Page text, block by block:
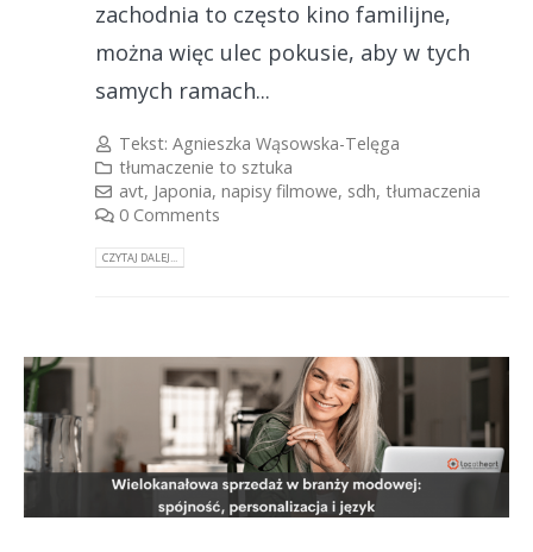
zachodnia to często kino familijne,
można więc ulec pokusie, aby w tych
samych ramach...
Tekst:Agnieszka Wąsowska-Telęga
tłumaczenie to sztuka
avt, Japonia,napisy filmowe, sdh,tłumaczenia
0 Comments
CZYTAJ DALEJ...